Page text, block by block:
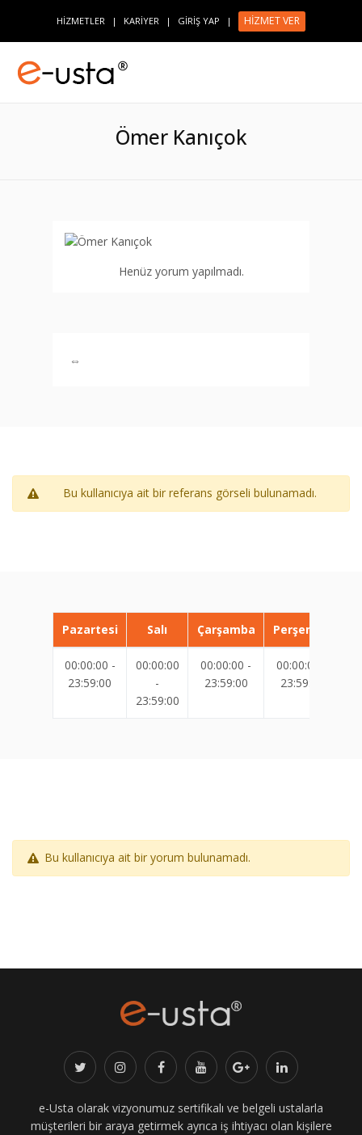
HİZMETLER | KARİYER | GİRİŞ YAP | HİZMET VER
Ömer Kanıçok
Henüz yorum yapılmadı.
⇔
Bu kullanıcıya ait bir referans görseli bulunamadı.
Pazartesi Salı Çarşamba Perşembe
00:00:00 -
23:59:00
00:00:00
-
23:59:00
00:00:00 -
23:59:00
00:00:00 -
23:59:00
Bu kullanıcıya ait bir yorum bulunamadı.
e-Usta olarak vizyonumuz sertifikalı ve belgeli ustalarla
müşterileri bir araya getirmek ayrıca iş ihtiyacı olan kişilere